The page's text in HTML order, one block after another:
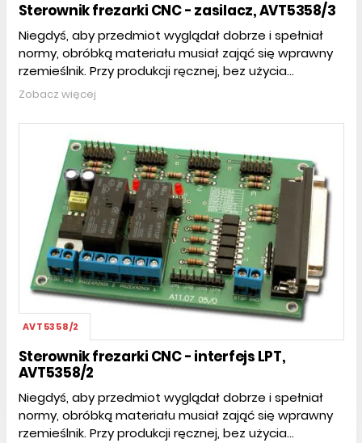
Sterownik frezarki CNC - zasilacz, AVT5358/3
Niegdyś, aby przedmiot wyglądał dobrze i spełniał
normy, obróbką materiału musiał zająć się wprawny
rzemieślnik. Przy produkcji ręcznej, bez użycia...
Zobacz więcej
AVT5358/2
Sterownik frezarki CNC - interfejs LPT,
AVT5358/2
Niegdyś, aby przedmiot wyglądał dobrze i spełniał
normy, obróbką materiału musiał zająć się wprawny
rzemieślnik. Przy produkcji ręcznej, bez użycia...